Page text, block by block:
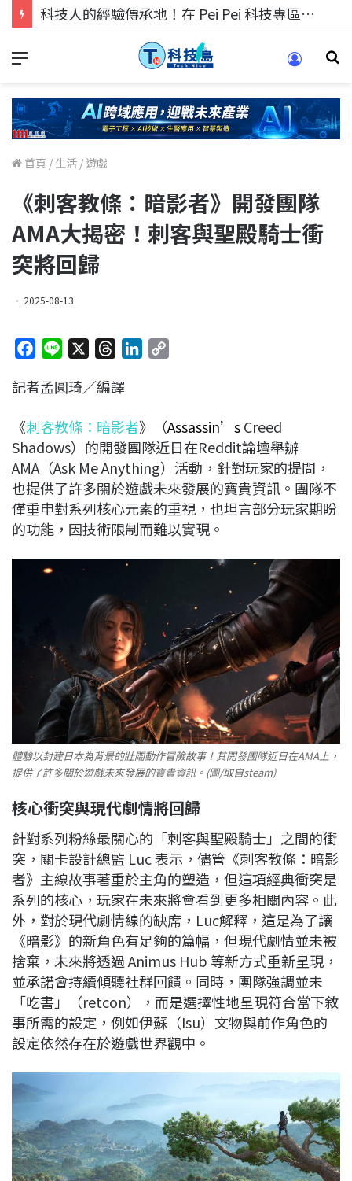
科技人的經驗傳承地！在 Pei Pei 科技專區，與學弟妹交流最硬核的技術
首頁 / 生活 / 遊戲
《刺客教條：暗影者》開發團隊
AMA大揭密！刺客與聖殿騎士衝
突將回歸
2025-08-13
c
b
o
o
k
n
r
a
d
s
e
d
I
n
L
i
n
k
記者孟圓琦／編譯
《刺客教條：暗影者》（Assassin’sCreed
Shadows）的開發團隊近日在Reddit論壇舉辦
AMA（Ask Me Anything）活動，針對玩家的提問，
也提供了許多關於遊戲未來發展的寶貴資訊。團隊不
僅重申對系列核心元素的重視，也坦言部分玩家期盼
的功能，因技術限制而難以實現。
體驗以封建日本為背景的壯闊動作冒險故事！其開發團隊近日在AMA上，
提供了許多關於遊戲未來發展的寶貴資訊。(圖/取自steam)
核心衝突與現代劇情將回歸
針對系列粉絲最關心的「刺客與聖殿騎士」之間的衝
突，關卡設計總監 Luc 表示，儘管《刺客教條：暗影
者》主線故事著重於主角的塑造，但這項經典衝突是
系列的核心，玩家在未來將會看到更多相關內容。此
外，對於現代劇情線的缺席，Luc解釋，這是為了讓
《暗影》的新角色有足夠的篇幅，但現代劇情並未被
捨棄，未來將透過 Animus Hub 等新方式重新呈現，
並承諾會持續傾聽社群回饋。同時，團隊強調並未
「吃書」（retcon），而是選擇性地呈現符合當下敘
事所需的設定，例如伊蘇（Isu）文物與前作角色的
設定依然存在於遊戲世界觀中。